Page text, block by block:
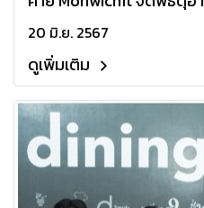
นิกะห์" เรื่องราวสุดอลม่าน
มุสลิมและหนุ่มอีสาน
20 มิ.ย. 2567
ดูเพิ่มเติม